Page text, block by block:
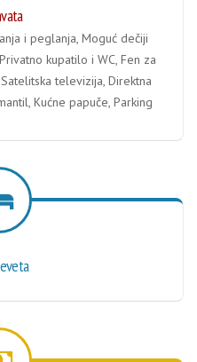
i peglanja, Moguć dečiji
kupatilo i WC, Fen za
televizija, Direktna
Kućne papuče, Parking